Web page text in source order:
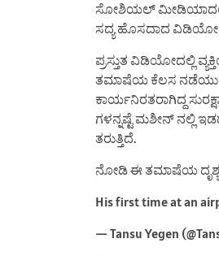
ಸೋಶಿಯಲ್ ಮೀಡಿಯಾದಲ್ಲಿ
ಸದ್ಯ ಹೊಸದಾದ ವಿಡಿಯೋ
ಪ್ರಸ್ತುತ ವಿಡಿಯೋದಲ್ಲಿ
ತಮಾಷೆಯ ಕೆಲಸ
ಕಾರ್ಯನಿರತರಾಗಿದ್ದ
ಗಳನ್ನಷ್ಟೆ ಮಶೀನ್ ನಲ್ಲಿ
ತರುತ್ತಿದೆ.
ನೋಡಿ ಈ ತಮಾಷೆಯ
His first time at an
— Tansu Yegen